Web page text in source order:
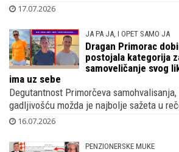
17.07.2026
JA PA JA, I OPET SAMO JA
Dragan Primorac
postojala kategorija
samoveličanje svog
ima uz sebe
Degutantnost Primorčeva
gadljivošću možda je najbolje sažeta u
16.07.2026
PENZIONERSKE MUKE